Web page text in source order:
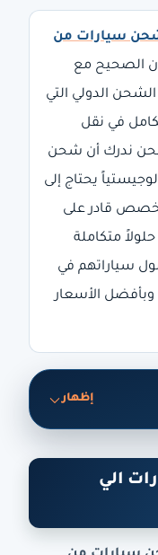
سيارات من
الصحيح مع
الدولي التي
في نقل
نحن ندرك أن شحن
يحتاج إلى
قادر على
متكاملة
سياراتهم في
وبأفضل الأسعار
إظهار
الي